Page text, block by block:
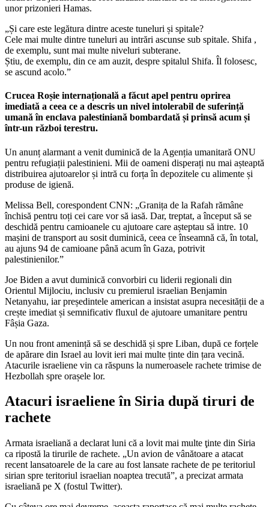
unor prizonieri Hamas.
„Și care este legătura dintre aceste tuneluri și spitale?
Cele mai multe dintre tuneluri au intrări ascunse sub spitale. Shifa ,
de exemplu, sunt mai multe niveluri subterane.
Știu, de exemplu, din ce am auzit, despre spitalul Shifa. Îl folosesc,
se ascund acolo.”
Crucea Roșie internațională a făcut apel pentru oprirea
imediată a ceea ce a descris un nivel intolerabil de suferință
umană în enclava palestiniană bombardată și prinsă acum și
într-un război terestru.
Un anunț alarmant a venit duminică de la Agenția umanitară ONU
pentru refugiații palestinieni. Mii de oameni disperați nu mai așteaptă
distribuirea ajutoarelor și intră cu forța în depozitele cu alimente și
produse de igienă.
Melissa Bell, corespondent CNN: „Granița de la Rafah rămâne
închisă pentru toți cei care vor să iasă. Dar, treptat, a început să se
deschidă pentru camioanele cu ajutoare care așteptau să intre. 10
mașini de transport au sosit duminică, ceea ce înseamnă că, în total,
au ajuns 94 de camioane până acum în Gaza, potrivit
palestinienilor.”
Joe Biden a avut duminică convorbiri cu liderii regionali din
Orientul Mijlociu, inclusiv cu premierul israelian Benjamin
Netanyahu, iar președintele american a insistat asupra necesității de a
crește imediat și semnificativ fluxul de ajutoare umanitare pentru
Fâșia Gaza.
Un nou front amenință să se deschidă și spre Liban, după ce forțele
de apărare din Israel au lovit ieri mai multe ținte din țara vecină.
Atacurile israeliene vin ca răspuns la numeroasele rachete trimise de
Hezbollah spre orașele lor.
Atacuri israeliene în Siria după tiruri de
rachete
Armata israeliană a declarat luni că a lovit mai multe ţinte din Siria
ca ripostă la tirurile de rachete. „Un avion de vânătoare a atacat
recent lansatoarele de la care au fost lansate rachete de pe teritoriul
sirian spre teritoriul israelian noaptea trecută”, a precizat armata
israeliană pe X (fostul Twitter).